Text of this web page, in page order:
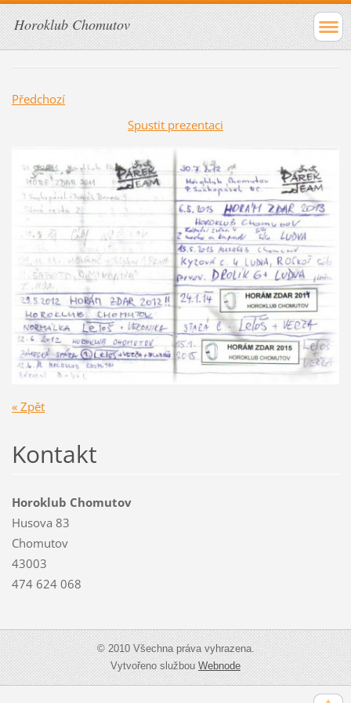
Horoklub Chomutov
Předchozí
Spustit prezentaci
« Zpět
Kontakt
Horoklub Chomutov
Husova 83
Chomutov
43003
474 624 068
© 2010 Všechna práva vyhrazena.
Vytvořeno službouWebnode